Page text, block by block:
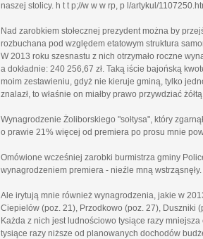
naszej stolicy. h t t p;//w w w rp, p l/artykul/
Nad zarobkiem stołecznej prezydent można by
rozbuchana pod względem etatowym struktura
W 2013 roku szesnastu z nich otrzymało roczne
a dokładnie: 240 256,67 zł. Taką iście bajońską
moim zestawieniu, gdyż nie kieruje gminą, tylko
znalazł, to właśnie on miałby prawo przywdziać
Wynagrodzenie Żoliborskiego "sołtysa", który
o prawie 21% więcej od premiera po prosu mnie
Omówione wcześniej zarobki burmistrza gminy
wynagrodzeniem premiera - nieźle mną wstrząsnęły.
Ale irytują mnie również wynagrodzenia, jakie w
Ciepielów (poz. 21), Przodkowo (poz. 27), Duszniki
Każda z nich jest ludnościowo tysiące razy
tysiące razy niższe od planowanych dochodów